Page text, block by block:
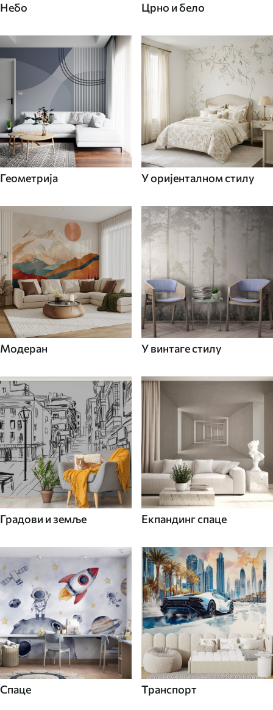
Небо Црно и бело
Геометрија У оријенталном стилу
Модеран У винтаге стилу
Градови и земље Екпандинг спаце
Спаце Транспорт